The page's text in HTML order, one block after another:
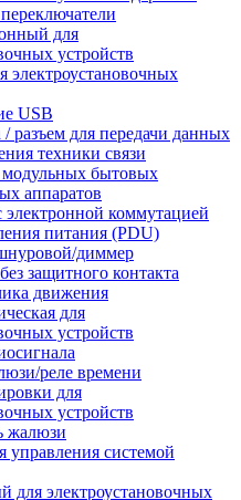
для
устройств
электроустановочных
USB
/ разъем для передачи данных
техники связи
модульных бытовых
аппаратов
коммутацией
питания (PDU)
диммер
защитного контакта
движения
для
устройств
реле времени
для
устройств
жалюзи
управления системой
для электроустановочных